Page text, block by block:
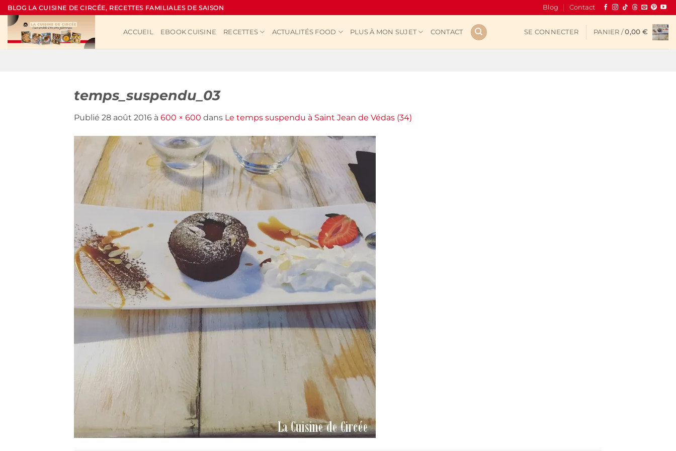
Passer
au
contenu
BLOG LA CUISINE DE CIRCÉE, RECETTES FAMILIALES DE SAISON Blog Contact
ACCUEIL EBOOK CUISINE RECETTES ACTUALITÉS FOOD PLUS À MON SUJET CONTACT SE CONNECTER PANIER /0,00 €
temps_suspendu_03
Publié 28 août 2016 à 600 × 600 dans Le temps suspendu à Saint Jean de Védas (34)